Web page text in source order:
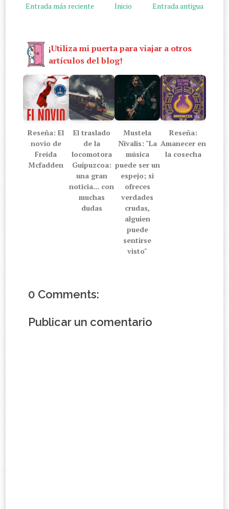
Entrada más reciente Entrada antigua
Inicio
¡Utiliza mi puerta para viajar a otros
artículos del blog!
Reseña: El
novio de
Freida
Mcfadden
El traslado
de la
locomotora
Guipuzcoa:
una gran
noticia... con
muchas
dudas
Mustela
Nivalis: "La
música
puede ser un
espejo; si
ofreces
verdades
crudas,
alguien
puede
sentirse
visto"
Reseña:
Amanecer en
la cosecha
0 Comments:
Publicar un comentario